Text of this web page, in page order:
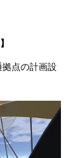
点の計画設